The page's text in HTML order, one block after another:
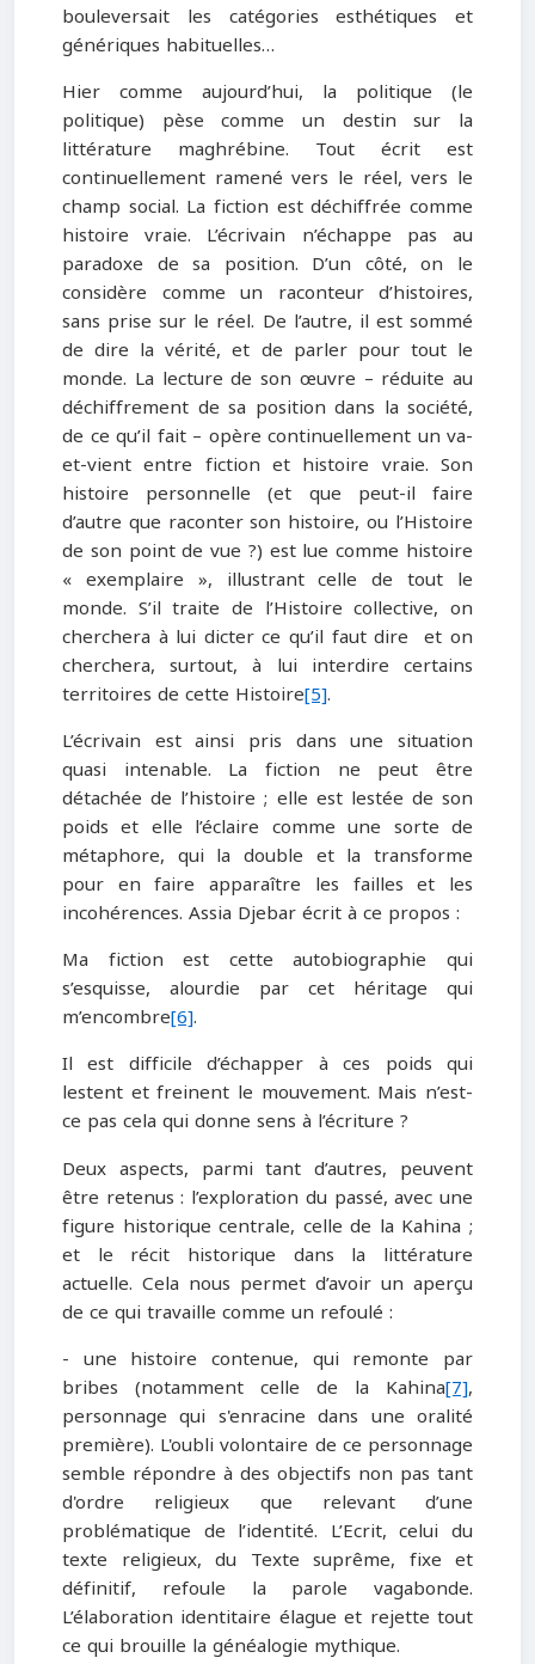
bouleversait les catégories esthétiques et
génériques habituelles…
Hier comme aujourd’hui, la politique (le
politique) pèse comme un destin sur la
littérature maghrébine. Tout écrit est
continuellement ramené vers le réel, vers le
champ social. La fiction est déchiffrée comme
histoire vraie. L’écrivain n’échappe pas au
paradoxe de sa position. D’un côté, on le
considère comme un raconteur d’histoires,
sans prise sur le réel. De l’autre, il est sommé
de dire la vérité, et de parler pour tout le
monde. La lecture de son œuvre – réduite au
déchiffrement de sa position dans la société,
de ce qu’il fait – opère continuellement un va-
et-vient entre fiction et histoire vraie. Son
histoire personnelle (et que peut-il faire
d’autre que raconter son histoire, ou l’Histoire
de son point de vue ?) est lue comme histoire
« exemplaire », illustrant celle de tout le
monde. S’il traite de l’Histoire collective, on
cherchera à lui dicter ce qu’il faut dire et on
cherchera, surtout, à lui interdire certains
territoires de cette Histoire[5].
L’écrivain est ainsi pris dans une situation
quasi intenable. La fiction ne peut être
détachée de l’histoire ; elle est lestée de son
poids et elle l’éclaire comme une sorte de
métaphore, qui la double et la transforme
pour en faire apparaître les failles et les
incohérences. Assia Djebar écrit à ce propos :
Ma fiction est cette autobiographie qui
s’esquisse, alourdie par cet héritage qui
m’encombre[6].
Il est difficile d’échapper à ces poids qui
lestent et freinent le mouvement. Mais n’est-
ce pas cela qui donne sens à l’écriture ?
Deux aspects, parmi tant d’autres, peuvent
être retenus : l’exploration du passé, avec une
figure historique centrale, celle de la Kahina ;
et le récit historique dans la littérature
actuelle. Cela nous permet d’avoir un aperçu
de ce qui travaille comme un refoulé :
- une histoire contenue, qui remonte par
bribes (notamment celle de la Kahina[7],
personnage qui s'enracine dans une oralité
première). L'oubli volontaire de ce personnage
semble répondre à des objectifs non pas tant
d'ordre religieux que relevant d’une
problématique de l’identité. L’Ecrit, celui du
texte religieux, du Texte suprême, fixe et
définitif, refoule la parole vagabonde.
L’élaboration identitaire élague et rejette tout
ce qui brouille la généalogie mythique.